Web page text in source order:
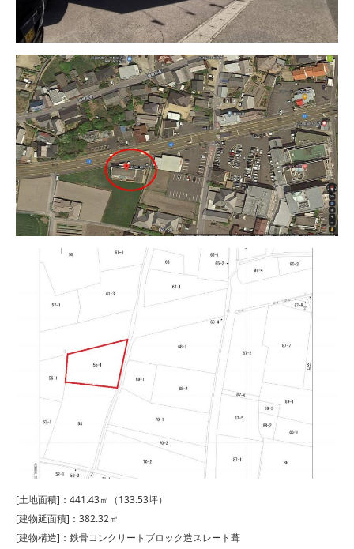
[土地面積]：441.43㎡（133.53坪）
[建物延面積]：382.32㎡
[建物構造]：鉄骨コンクリートブロック造スレート葺